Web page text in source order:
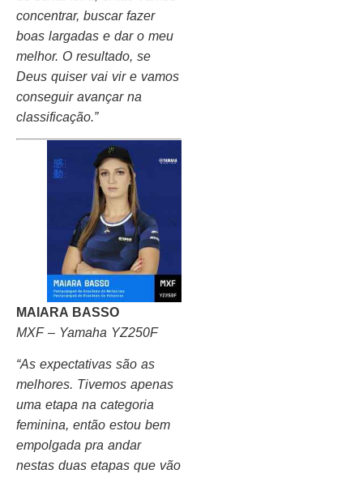
concentrar, buscar fazer
boas largadas e dar o meu
melhor. O resultado, se
Deus quiser vai vir e vamos
conseguir avançar na
classificação.”
MAIARA BASSO
MXF – Yamaha YZ250F
“As expectativas são as
melhores. Tivemos apenas
uma etapa na categoria
feminina, então estou bem
empolgada pra andar
nestas duas etapas que vão